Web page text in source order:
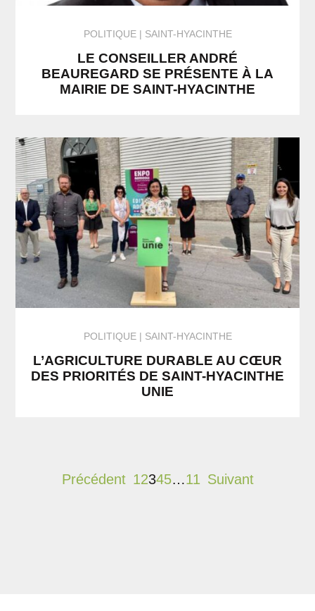
POLITIQUE SAINT-HYACINTHE
LE CONSEILLER ANDRÉ
BEAUREGARD SE PRÉSENTE À LA
MAIRIE DE SAINT-HYACINTHE
POLITIQUE SAINT-HYACINTHE
L’AGRICULTURE DURABLE AU CŒUR
DES PRIORITÉS DE SAINT-HYACINTHE
UNIE
Précédent 12345…11 Suivant